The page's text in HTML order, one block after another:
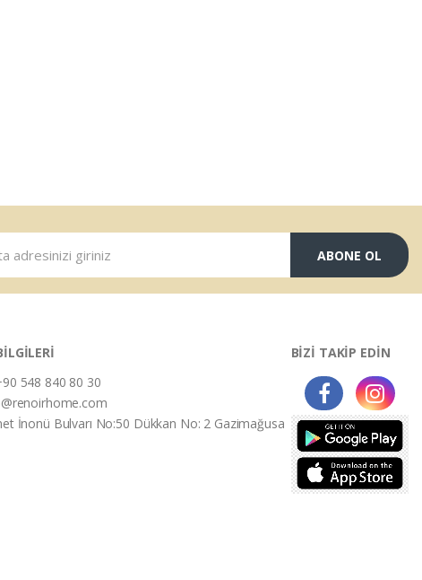
ABONE OL
548 840 80 30
İnonü Bulvarı No:50 Dükkan No: 2 Gazimağusa
BİZİ TAKİP EDİN